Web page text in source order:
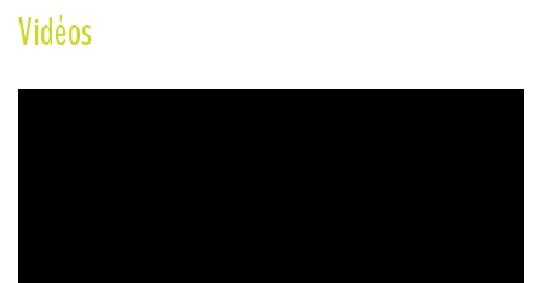
Vidéos